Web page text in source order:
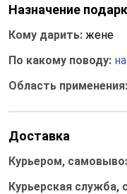
Назначение
Кому дарить: жене
По какому поводу:
Область применения:
Доставка
Курьером,
Курьерская служба,